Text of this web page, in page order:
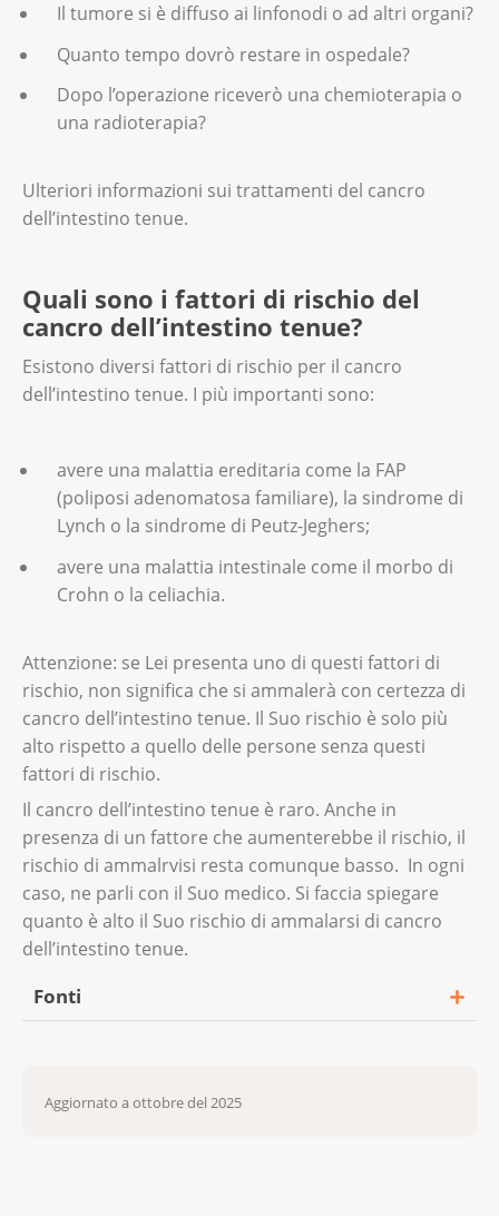
Il tumore si è diffuso ai linfonodi o ad altri organi?
Quanto tempo dovrò restare in ospedale?
Dopo l’operazione riceverò una chemioterapia o
una radioterapia?
Ulteriori informazioni sui trattamenti del cancro
dell’intestino tenue.
Quali sono i fattori di rischio del
cancro dell’intestino tenue?
Esistono diversi fattori di rischio per il cancro
dell’intestino tenue. I più importanti sono:
avere una malattia ereditaria come la FAP
(poliposi adenomatosa familiare), la sindrome di
Lynch o la sindrome di Peutz-Jeghers;
avere una malattia intestinale come il morbo di
Crohn o la celiachia.
Attenzione: se Lei presenta uno di questi fattori di
rischio, non significa che si ammalerà con certezza di
cancro dell’intestino tenue. Il Suo rischio è solo più
alto rispetto a quello delle persone senza questi
fattori di rischio.
Il cancro dell’intestino tenue è raro. Anche in
presenza di un fattore che aumenterebbe il rischio, il
rischio di ammalrvisi resta comunque basso. In ogni
caso, ne parli con il Suo medico. Si faccia spiegare
quanto è alto il Suo rischio di ammalarsi di cancro
dell’intestino tenue.
Fonti
https://www.cancerresearchuk.org/about-
Aggiornato a ottobre del 2025